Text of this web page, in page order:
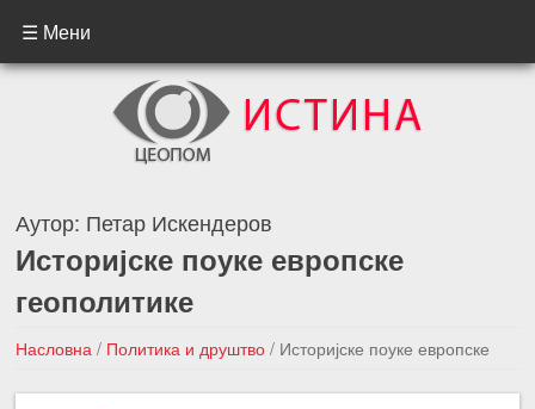
☰ Мени
Аутор: Петар Искендеров
Историјске поуке европске
геополитике
Насловна / Политика и друштво / Историјске поуке европске
геополитике